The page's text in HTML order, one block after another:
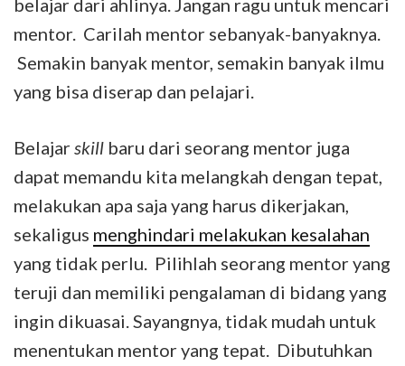
belajar dari ahlinya. Jangan ragu untuk mencari
mentor. Carilah mentor sebanyak-banyaknya.
Semakin banyak mentor, semakin banyak ilmu
yang bisa diserap dan pelajari.
Belajarskill baru dari seorang mentor juga
dapat memandu kita melangkah dengan tepat,
melakukan apa saja yang harus dikerjakan,
sekaligus menghindari melakukan kesalahan
yang tidak perlu. Pilihlah seorang mentor yang
teruji dan memiliki pengalaman di bidang yang
ingin dikuasai. Sayangnya, tidak mudah untuk
menentukan mentor yang tepat. Dibutuhkan